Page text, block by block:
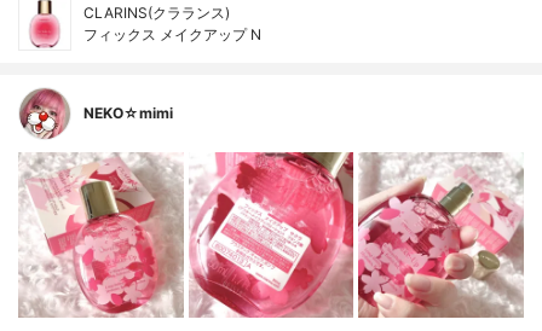
CLARINS(クラランス)
フィックス メイクアップ N
NEKO☆mimi